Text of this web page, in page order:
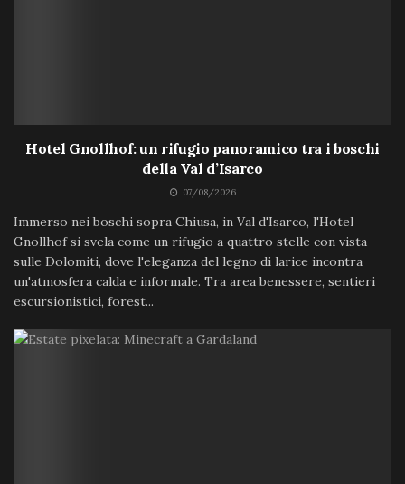
Hotel Gnollhof: un rifugio panoramico tra i boschi
della Val d’Isarco
07/08/2026
Immerso nei boschi sopra Chiusa, in Val d'Isarco, l'Hotel
Gnollhof si svela come un rifugio a quattro stelle con vista
sulle Dolomiti, dove l'eleganza del legno di larice incontra
un'atmosfera calda e informale. Tra area benessere, sentieri
escursionistici, forest...